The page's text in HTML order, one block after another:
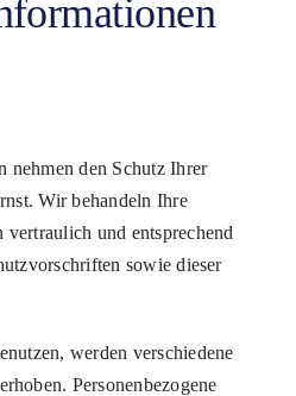
nehmen den Schutz Ihrer
Wir behandeln Ihre
vertraulich und entsprechend
sowie dieser
werden verschiedene
Personenbezogene